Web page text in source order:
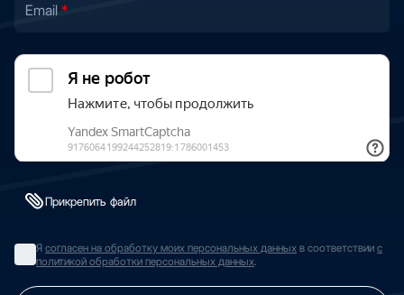
Email
Прикрепить файл
Я согласен на обработку моих персональных данных в соответствии с
политикой обработки персональных данных.